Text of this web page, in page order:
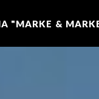
"MARKE &